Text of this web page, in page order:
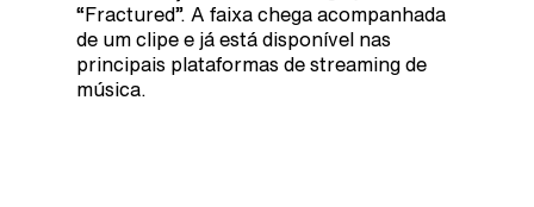
“Fractured”. A faixa chega acompanhada
de um clipe e já está disponível nas
principais plataformas de streaming de
música.